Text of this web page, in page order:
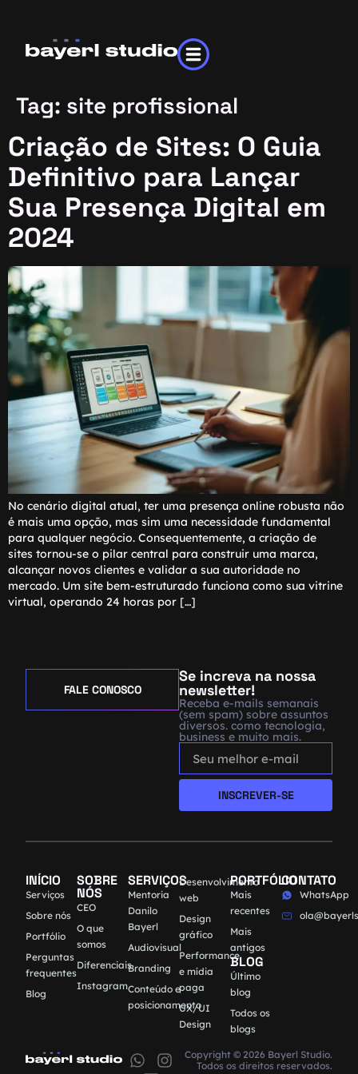
Tag: site profissional
Criação de Sites: O Guia
Definitivo para Lançar
Sua Presença Digital em
2024
No cenário digital atual, ter uma presença online robusta não
é mais uma opção, mas sim uma necessidade fundamental
para qualquer negócio. Consequentemente, a criação de
sites tornou-se o pilar central para construir uma marca,
alcançar novos clientes e validar a sua autoridade no
mercado. Um site bem-estruturado funciona como sua vitrine
virtual, operando 24 horas por […]
Se increva na nossa
newsletter!
Receba e-mails semanais
(sem spam) sobre assuntos
diversos. como tecnologia,
business e muito mais.
INSCREVER-SE
FALE CONOSCO
INÍCIO
Serviços
Sobre nós
Portfólio
Perguntas
frequentes
Blog
SOBRE
NÓS
CEO
O que
somos
Diferenciais
Instagram
SERVIÇOS
Mentoria
Danilo
Bayerl
Audiovisual
Branding
Conteúdo e
posicionamento
Desenvolvimento
web
Design
gráfico
Performance
e mídia
paga
UX/UI
Design
PORTFÓLIO
Mais
recentes
Mais
antigos
BLOG
Último
blog
Todos os
blogs
CONTATO
WhatsApp
Copyright © 2026 Bayerl Studio.
Todos os direitos reservados.